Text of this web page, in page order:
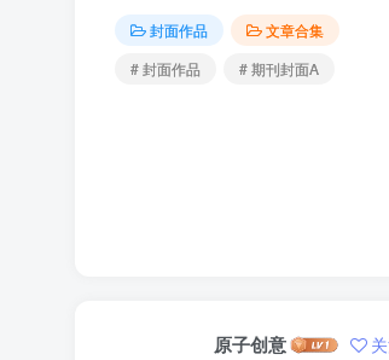
封面作品
文章合集
# 封面作品
# 期刊封面A
原子创意